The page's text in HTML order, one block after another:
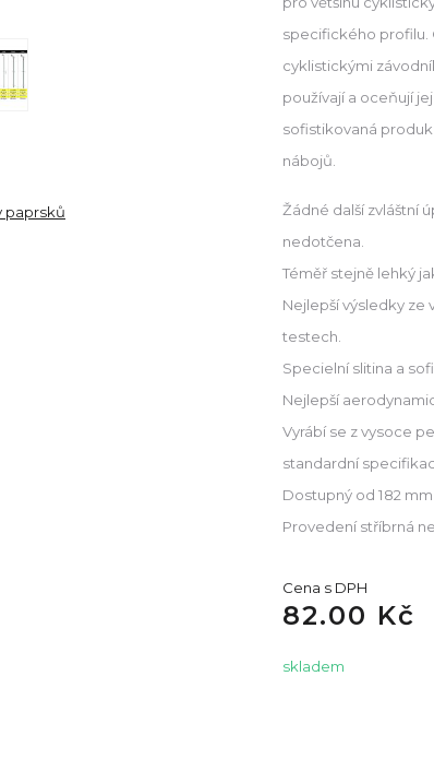
specifického profilu.
cyklistickými
používají a oceňují
sofistikovaná
nábojů.
Žádné další zvláštní
nedotčena.
Téměř stejně lehký
Nejlepší výsledky ze
testech.
Specielní slitina a
Nejlepší
Vyrábí se z vysoce
standardní
Dostupný od 182
Provedení stříbrná
Cena s DPH
82.00 Kč
skladem
paprsků